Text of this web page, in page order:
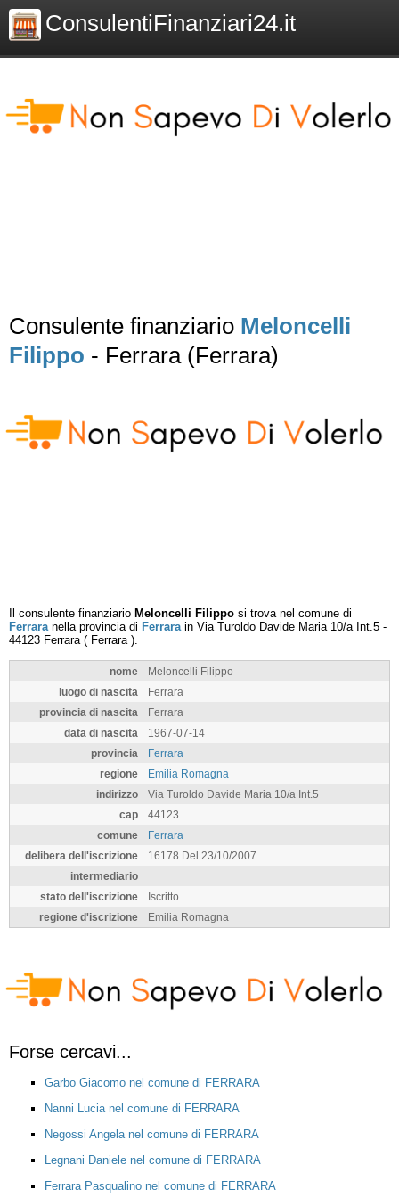
ConsulentiFinanziari24.it
Consulente finanziario Meloncelli
Filippo - Ferrara (Ferrara)
Il consulente finanziario Meloncelli Filippo si trova nel comune di
Ferraranella provincia di Ferrarain Via Turoldo Davide Maria 10/a Int.5 -
44123 Ferrara( Ferrara).
nome
Meloncelli Filippo
luogo di nascita
Ferrara
provincia di nascita
Ferrara
data di nascita
1967-07-14
provincia
Ferrara
regione
Emilia Romagna
indirizzo
Via Turoldo Davide Maria 10/a Int.5
cap
44123
comune
Ferrara
delibera dell'iscrizione
16178 Del 23/10/2007
intermediario
stato dell'iscrizione
Iscritto
regione d'iscrizione
Emilia Romagna
Forse cercavi...
Garbo Giacomo nel comune di FERRARA
Nanni Lucia nel comune di FERRARA
Negossi Angela nel comune di FERRARA
Legnani Daniele nel comune di FERRARA
Ferrara Pasqualino nel comune di FERRARA